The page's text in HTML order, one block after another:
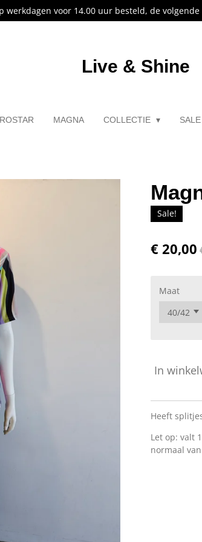
werkdagen voor 14.00 uur besteld, de
Live & Shine
MAGNA COLLECTIE SALE
Sale!
€ 20,00
Maat
In
Heeft
Let op: valt
normaal